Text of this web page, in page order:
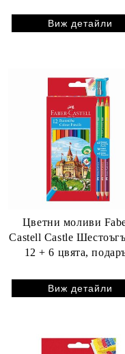
Виж детайли
Цветни моливи
Castell Castle
12 + 6 цвята,
Виж детайли